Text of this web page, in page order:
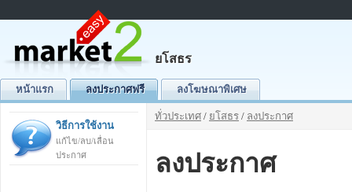
ยโสธร
หน้าแรก ลงประกาศฟรี ลงโฆษณาพิเศษ
วิธีการใช้งาน
แก้ไข/ลบ/เลื่อน
ประกาศ
ทั่วประเทศ / ยโสธร / ลงประกาศ
ลงประกาศ